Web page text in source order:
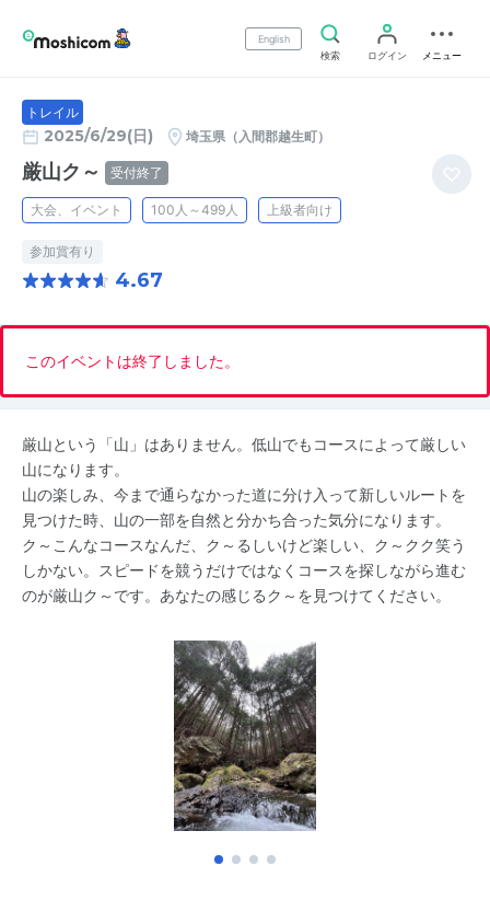
English
検索
ログイン メニュー
トレイル
2025/6/29(日) 埼玉県（入間郡越生町）
厳山ク～ 受付終了
大会、イベント 100人～499人 上級者向け
参加賞有り
4.67
このイベントは終了しました。
厳山という「山」はありません。低山でもコースによって厳しい
山になります。
山の楽しみ、今まで通らなかった道に分け入って新しいルートを
見つけた時、山の一部を自然と分かち合った気分になります。
ク～こんなコースなんだ、ク～るしいけど楽しい、ク～クク笑う
しかない。スピードを競うだけではなくコースを探しながら進む
のが厳山ク～です。あなたの感じるク～を見つけてください。